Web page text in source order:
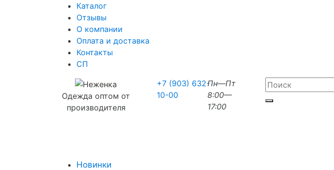
Каталог
Отзывы
О компании
Оплата и доставка
Контакты
СП
Одежда оптом от
производителя
+7 (903) 632-
10-00
Пн—Пт
8:00—
17:00
Новинки